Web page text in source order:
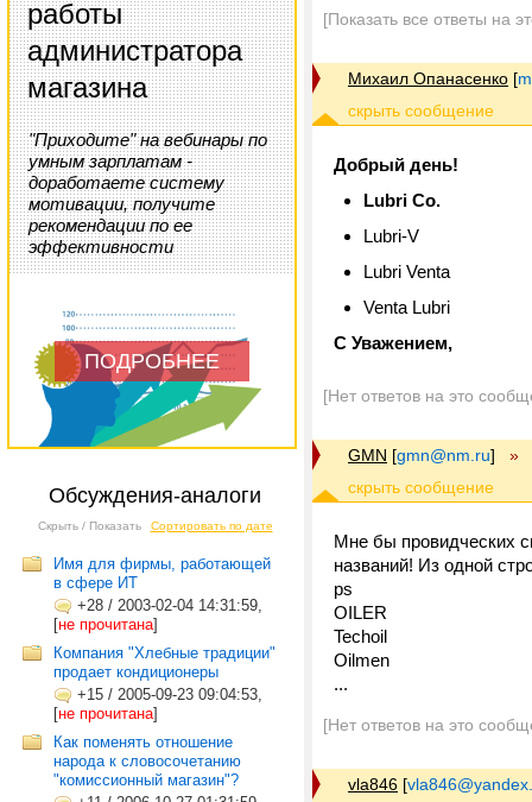
работы
администратора
магазина
"Приходите" на вебинары по
умным зарплатам -
доработаете систему
мотивации, получите
рекомендации по ее
эффективности
ПОДРОБНЕЕ
Обсуждения-аналоги
Скрыть / Показать Сортировать по дате
Имя для фирмы, работающей
в сфере ИТ
+28 / 2003-02-04 14:31:59,
[не прочитана]
Компания "Хлебные традиции"
продает кондиционеры
+15 / 2005-09-23 09:04:53,
[не прочитана]
Как поменять отношение
народа к словосочетанию
"комиссионный магазин"?
[Показать все ответы на
Михаил Опанасенко [
Добрый день!
Lubri Co.
Lubri-V
Lubri Venta
Venta Lubri
С Уважением,
[Нет ответов на это
GMN [gmn@nm.ru] »
Мне бы провидческих
названий! Из одной
ps
OILER
Techoil
Oilmen
...
[Нет ответов на это
vla846 [